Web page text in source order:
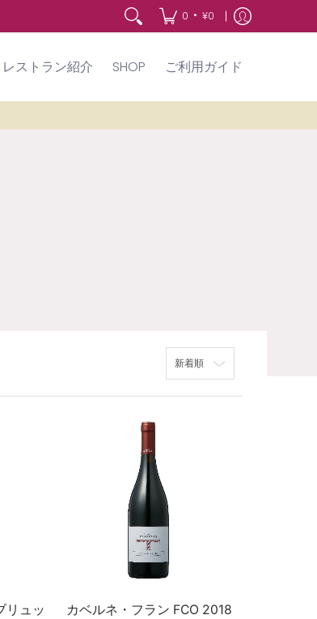
0 • ¥0
レストラン紹介 SHOP ご利用ガイド
リュッ
カベルネ・フラン FCO 2018